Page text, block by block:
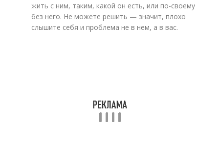
жить с ним, таким, какой он есть, или по-своему
без него. Не можете решить — значит, плохо
слышите себя и проблема не в нем, а в вас.